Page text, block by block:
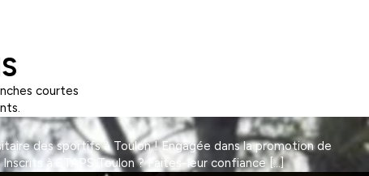
courtes
des sportifs à Toulon ! Engagée dans la promotion de
à STAPS Toulon ? Faites-leur confiance […]